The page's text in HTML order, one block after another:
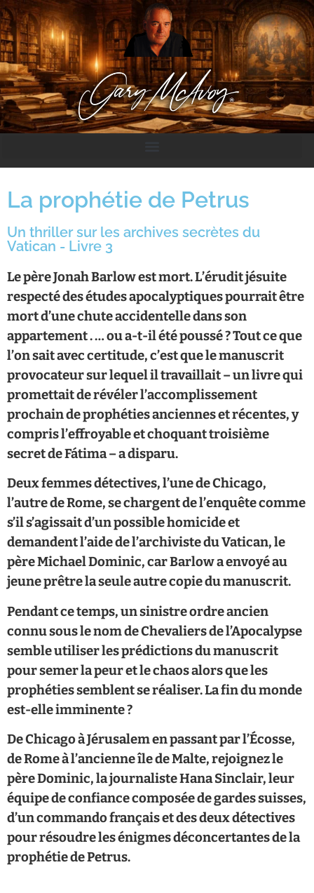
La prophétie de Petrus
Un thriller sur les archives secrètes du
Vatican - Livre 3
Le père Jonah Barlow est mort. L’érudit jésuite
respecté des études apocalyptiques pourrait être
mort d’une chute accidentelle dans son
appartement . … ou a-t-il été poussé ? Tout ce que
l’on sait avec certitude, c’est que le manuscrit
provocateur sur lequel il travaillait – un livre qui
promettait de révéler l’accomplissement
prochain de prophéties anciennes et récentes, y
compris l’effroyable et choquant troisième
secret de Fátima – a disparu.
Deux femmes détectives, l’une de Chicago,
l’autre de Rome, se chargent de l’enquête comme
s’il s’agissait d’un possible homicide et
demandent l’aide de l’archiviste du Vatican, le
père Michael Dominic, car Barlow a envoyé au
jeune prêtre la seule autre copie du manuscrit.
Pendant ce temps, un sinistre ordre ancien
connu sous le nom de Chevaliers de l’Apocalypse
semble utiliser les prédictions du manuscrit
pour semer la peur et le chaos alors que les
prophéties semblent se réaliser. La fin du monde
est-elle imminente ?
De Chicago à Jérusalem en passant par l’Écosse,
de Rome à l’ancienne île de Malte, rejoignez le
père Dominic, la journaliste Hana Sinclair, leur
équipe de confiance composée de gardes suisses,
d’un commando français et des deux détectives
pour résoudre les énigmes déconcertantes de la
prophétie de Petrus.